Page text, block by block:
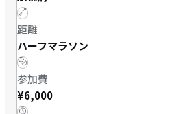
距離
ハーフマラソン
参加費
¥6,000